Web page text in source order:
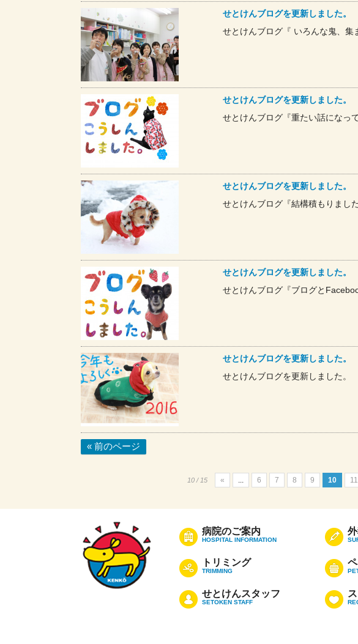
せとけんブログを更新しました。
せとけんブログ『 いろんな鬼、集
せとけんブログを更新しました。
せとけんブログ『重たい話になっ
せとけんブログを更新しました。
せとけんブログ『結構積もりまし
せとけんブログを更新しました。
せとけんブログ『ブログと
せとけんブログを更新しました。
せとけんブログを更新しました。
« 前のページ
10 / 15 « ... 6 7 8 9 10 11
病院のご案内
HOSPITAL INFORMATION
トリミング
TRIMMING
せとけんスタッフ
SETOKEN STAFF